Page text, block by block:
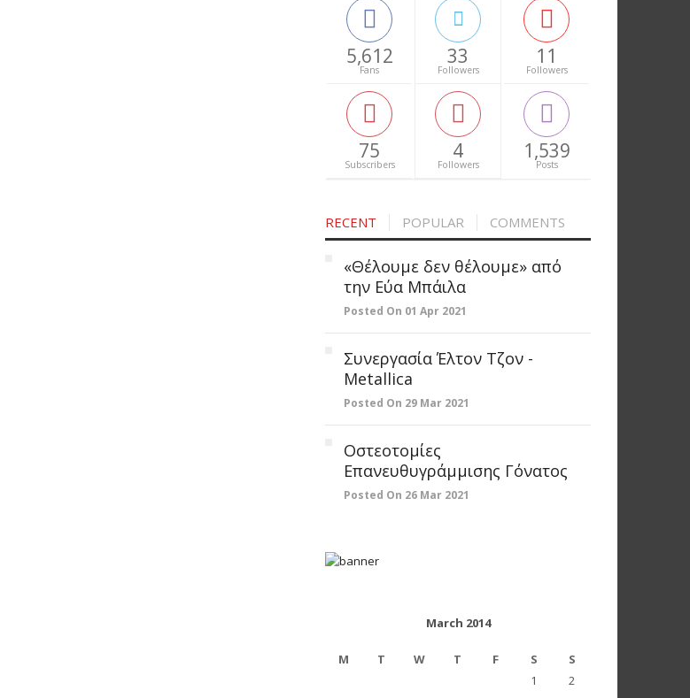
5,612
Fans
33
Followers
11
Followers
75
Subscribers
4
Followers
1,539
Posts
RECENT POPULAR COMMENTS
«Θέλουμε δεν θέλουμε» από
την Εύα Μπάιλα
Posted On 01 Apr 2021
Συνεργασία Έλτον Τζον -
Metallica
Posted On 29 Mar 2021
Οστεοτομίες
Επανευθυγράμμισης Γόνατος
Posted On 26 Mar 2021
March 2014
M T W T F S
S
1
2